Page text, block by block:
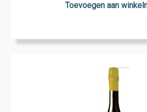
Toevoegen aan